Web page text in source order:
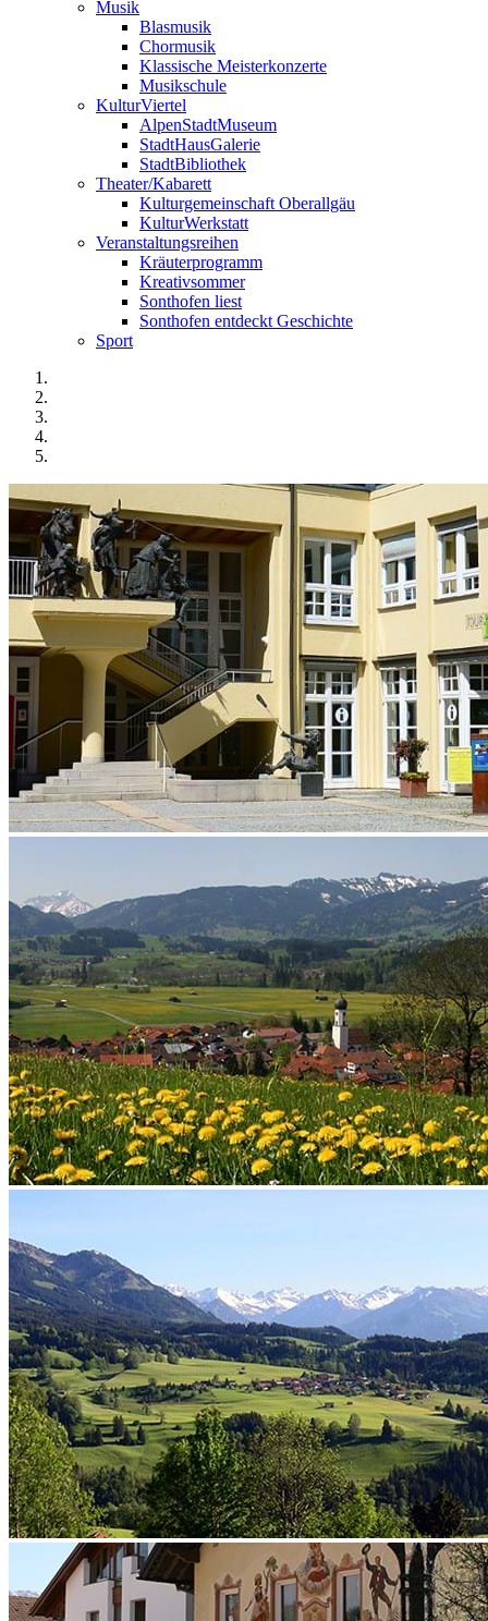
Musik
Blasmusik
Chormusik
Klassische Meisterkonzerte
Musikschule
KulturViertel
AlpenStadtMuseum
StadtHausGalerie
StadtBibliothek
Theater/Kabarett
Kulturgemeinschaft Oberallgäu
KulturWerkstatt
Veranstaltungsreihen
Kräuterprogramm
Kreativsommer
Sonthofen liest
Sonthofen entdeckt Geschichte
Sport